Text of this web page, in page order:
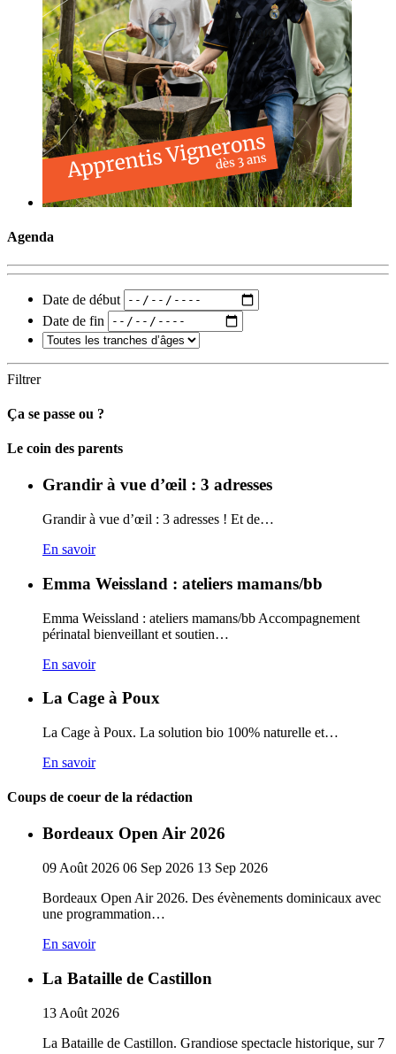
Agenda
Date de début
Date de fin
Filtrer
Ça se passe ou ?
Carto
Le coin des parents
Grandir à vue d’œil : 3 adresses
Grandir à vue d’œil : 3 adresses ! Et de…
En savoir
Emma Weissland : ateliers mamans/bb
Emma Weissland : ateliers mamans/bb Accompagnement
périnatal bienveillant et soutien…
En savoir
La Cage à Poux
La Cage à Poux. La solution bio 100% naturelle et…
En savoir
Coups de coeur de la rédaction
Bordeaux Open Air 2026
09 Août 2026 06 Sep 2026 13 Sep 2026
Bordeaux Open Air 2026. Des évènements dominicaux avec
une programmation…
En savoir
La Bataille de Castillon
13 Août 2026
La Bataille de Castillon. Grandiose spectacle historique, sur 7